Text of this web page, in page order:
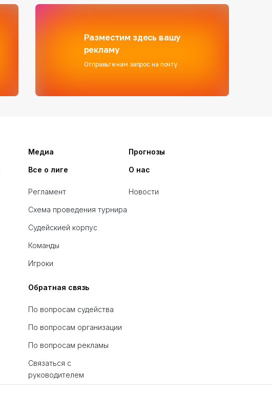
Разместим здесь вашу
рекламу
Отправьте нам запрос на почту
Все о лиге
Регламент
Схема проведения турнира
Судейскией корпус
Команды
Игроки
Медиа Прогнозы
О нас
Новости
Обратная связь
По вопросам судейства
По вопросам организации
По вопросам рекламы
Связаться с
руководителем